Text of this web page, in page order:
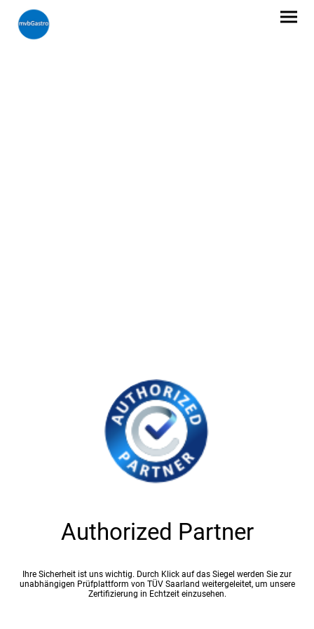
Authorized Partner
Ihre Sicherheit ist uns wichtig. Durch Klick auf das Siegel werden Sie zur
unabhängigen Prüfplattform von TÜV Saarland weitergeleitet, um unsere
Zertifizierung in Echtzeit einzusehen.